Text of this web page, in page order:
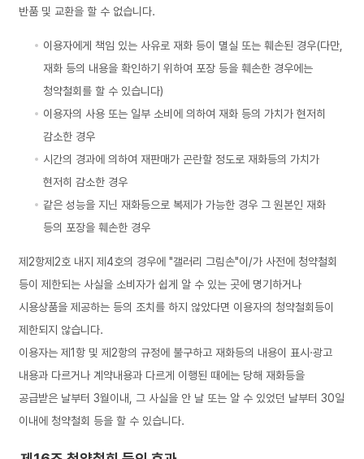
반품 및 교환을 할 수 없습니다.
이용자에게 책임 있는 사유로 재화 등이 멸실 또는 훼손된 경우(다만,
재화 등의 내용을 확인하기 위하여 포장 등을 훼손한 경우에는
청약철회를 할 수 있습니다)
이용자의 사용 또는 일부 소비에 의하여 재화 등의 가치가 현저히
감소한 경우
시간의 경과에 의하여 재판매가 곤란할 정도로 재화등의 가치가
현저히 감소한 경우
같은 성능을 지닌 재화등으로 복제가 가능한 경우 그 원본인 재화
등의 포장을 훼손한 경우
제2항제2호 내지 제4호의 경우에 "갤러리 그림손"이/가 사전에 청약철회
등이 제한되는 사실을 소비자가 쉽게 알 수 있는 곳에 명기하거나
시용상품을 제공하는 등의 조치를 하지 않았다면 이용자의 청약철회등이
제한되지 않습니다.
이용자는 제1항 및 제2항의 규정에 불구하고 재화등의 내용이 표시·광고
내용과 다르거나 계약내용과 다르게 이행된 때에는 당해 재화등을
공급받은 날부터 3월이내, 그 사실을 안 날 또는 알 수 있었던 날부터 30일
이내에 청약철회 등을 할 수 있습니다.